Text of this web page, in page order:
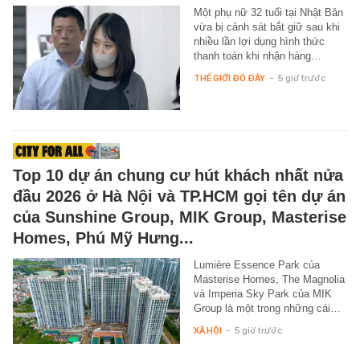
Một phụ nữ 32 tuổi tại Nhật Bản
vừa bị cảnh sát bắt giữ sau khi
nhiều lần lợi dụng hình thức
thanh toán khi nhận hàng…
THẾ GIỚI ĐÓ ĐÂY - 5 giờ trước
Top 10 dự án chung cư hút khách nhất nửa
đầu 2026 ở Hà Nội và TP.HCM gọi tên dự án
của Sunshine Group, MIK Group, Masterise
Homes, Phú Mỹ Hưng...
Lumière Essence Park của
Masterise Homes, The Magnolia
và Imperia Sky Park của MIK
Group là một trong những cái…
XÃ HỘI - 5 giờ trước